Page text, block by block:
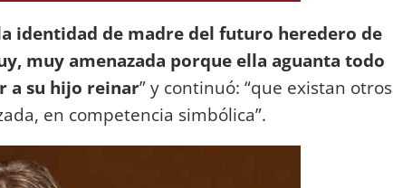
identidad de madre del futuro heredero de
muy amenazada porque ella aguanta todo
a su hijo reinar” y continuó: “que existan otros
en competencia simbólica”.